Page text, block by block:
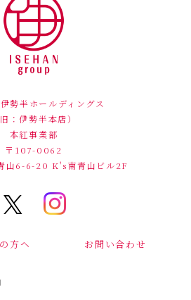
勢半ホールディングス
旧：伊勢半本店）
本紅事業部
〒107-0062
山6-6-20 K's南青山ビル2F
方へ お問い合わせ